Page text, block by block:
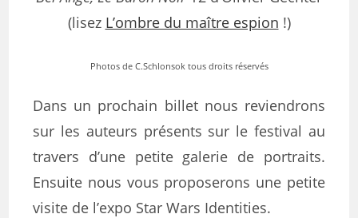
(lisez L’ombre du maître espion !)
Photos de C.Schlonsok tous droits réservés
Dans un prochain billet nous reviendrons
sur les auteurs présents sur le festival au
travers d’une petite galerie de portraits.
Ensuite nous vous proposerons une petite
visite de l’expo Star Wars Identities.